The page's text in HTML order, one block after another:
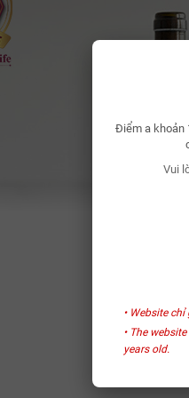
Điểm a khoản
Vui
• Website
• The
years old.
Xem